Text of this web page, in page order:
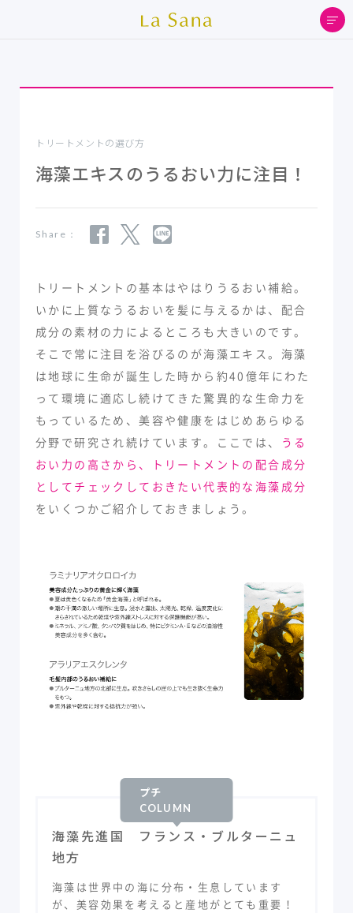
トリートメントの選び方
海藻エキスのうるおい力に注目！
Share：
トリートメントの基本はやはりうるおい補給。
いかに上質なうるおいを髪に与えるかは、配合
成分の素材の力によるところも大きいのです。
そこで常に注目を浴びるのが海藻エキス。海藻
は地球に生命が誕生した時から約40億年にわた
って環境に適応し続けてきた驚異的な生命力を
もっているため、美容や健康をはじめあらゆる
分野で研究され続けています。ここでは、
うる
おい力の高さから、トリートメントの配合成分
としてチェックしておきたい代表的な海藻成分
をいくつかご紹介しておきましょう。
プチ
COLUMN
海藻先進国 フランス・ブルターニュ
地方
海藻は世界中の海に分布・生息しています
が、美容効果を考えると産地がとても重要！